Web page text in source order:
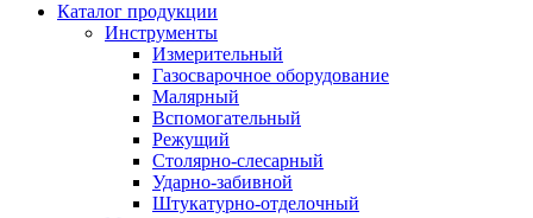
Каталог продукции
Инструменты
Измерительный
Газосварочное оборудование
Малярный
Вспомогательный
Режущий
Столярно-слесарный
Ударно-забивной
Штукатурно-отделочный